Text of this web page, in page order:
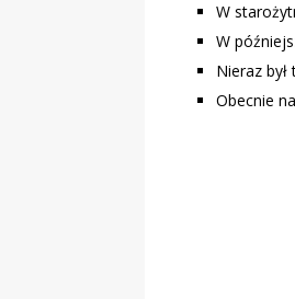
W
W
Nieraz
Obecnie